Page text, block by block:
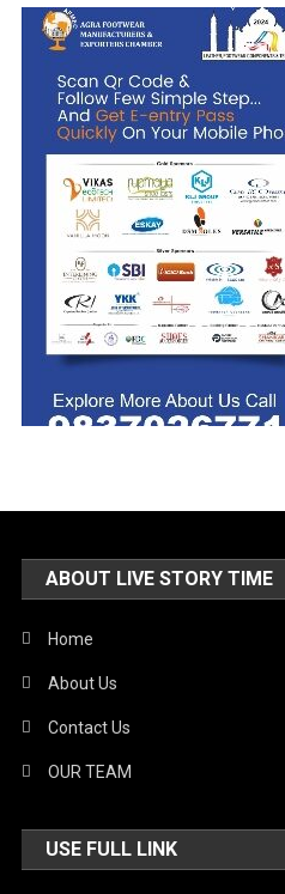
ABOUT LIVE STORY TIME
Home
About Us
Contact Us
OUR TEAM
USE FULL LINK